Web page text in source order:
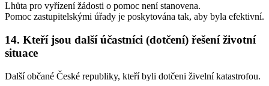
Lhůta pro vyřízení žádosti o pomoc není stanovena.
Pomoc zastupitelskými úřady je poskytována tak, aby byla efektivní.
14. Kteří jsou další účastníci (dotčení) řešení životní
situace
Další občané České republiky, kteří byli dotčeni živelní katastrofou.